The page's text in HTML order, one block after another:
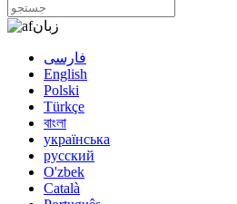
زبان
فارسی
English
Polski
Türkçe
বাংলা
українська
русский
O'zbek
Català